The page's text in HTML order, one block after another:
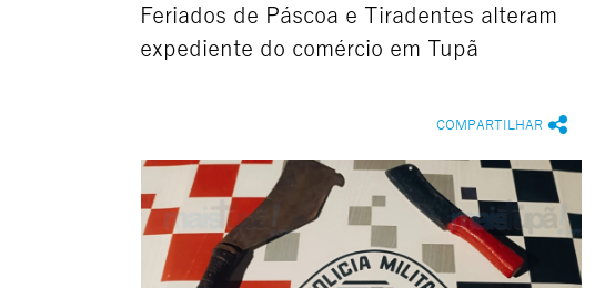
Feriados de Páscoa e Tiradentes alteram
expediente do comércio em Tupã
COMPARTILHAR